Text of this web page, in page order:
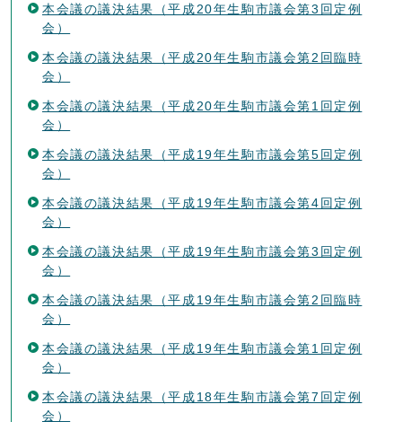
本会議の議決結果（平成20年生駒市議会第3回定例
会）
本会議の議決結果（平成20年生駒市議会第2回臨時
会）
本会議の議決結果（平成20年生駒市議会第1回定例
会）
本会議の議決結果（平成19年生駒市議会第5回定例
会）
本会議の議決結果（平成19年生駒市議会第4回定例
会）
本会議の議決結果（平成19年生駒市議会第3回定例
会）
本会議の議決結果（平成19年生駒市議会第2回臨時
会）
本会議の議決結果（平成19年生駒市議会第1回定例
会）
本会議の議決結果（平成18年生駒市議会第7回定例
会）